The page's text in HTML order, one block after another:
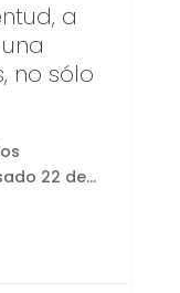
a
no sólo
22 de...